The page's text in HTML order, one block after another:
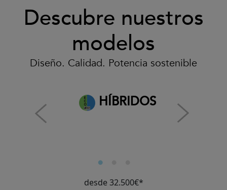
Descubre nuestros
modelos
Diseño. Calidad. Potencia sostenible
HÍBRIDOS
desde 32.500€*